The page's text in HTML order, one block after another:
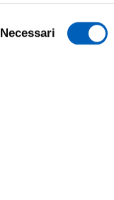
del
Necessari